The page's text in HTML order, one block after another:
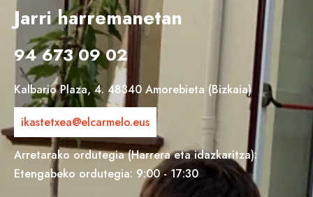
Jarri harremanetan
94 673 09 02
Kalbario Plaza, 4. 48340 Amorebieta (Bizkaia)
ikastetxea@elcarmelo.eus
Arretarako ordutegia (Harrera eta idazkaritza):
Etengabeko ordutegia: 9:00 - 17:30